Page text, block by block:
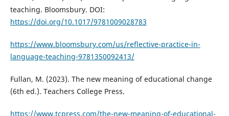
teaching. Bloomsbury. DOI:
https://doi.org/10.1017/9781009028783
https://www.bloomsbury.com/us/reflective-practice-in-
language-teaching-9781350092413/
Fullan, M. (2023). The new meaning of educational change
(6th ed.). Teachers College Press.
https://www.tcpress.com/the-new-meaning-of-educational-